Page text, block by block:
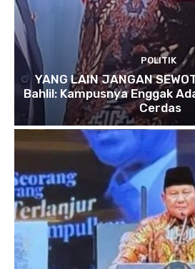
POLITIK
YANG LAIN JANGAN
Bahlil: Kampusnya Enggak
Cerdas